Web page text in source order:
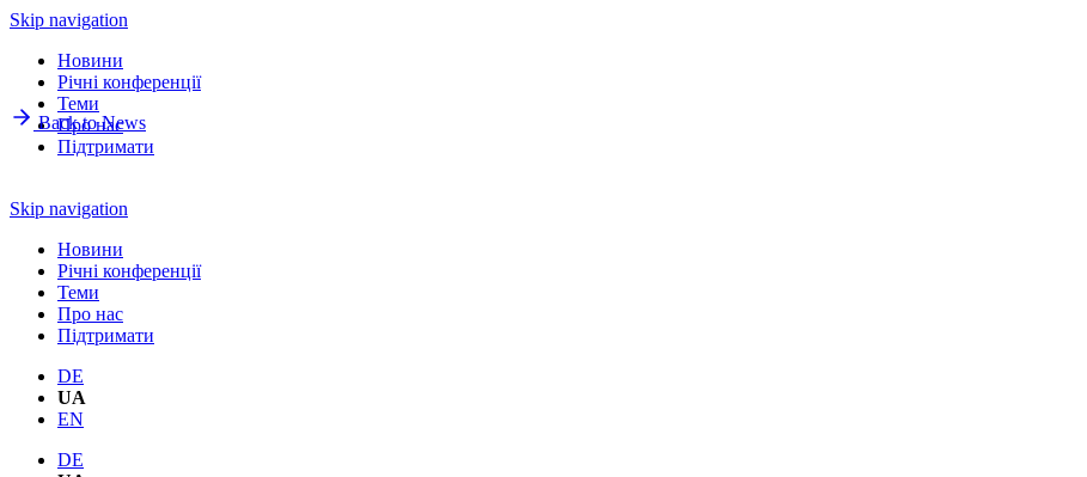
Skip navigation
Новини
Річнi конференції
Теми
Про нас
Підтримати
Skip navigation
Новини
Річнi конференції
Теми
Про нас
Підтримати
DE
UA
EN
DE
Back to News